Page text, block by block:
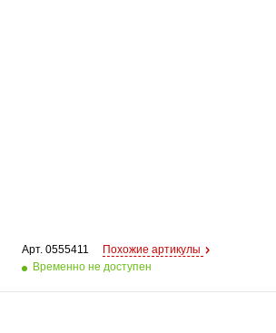
Арт. 0555411
Похожие артикулы
Временно не доступен